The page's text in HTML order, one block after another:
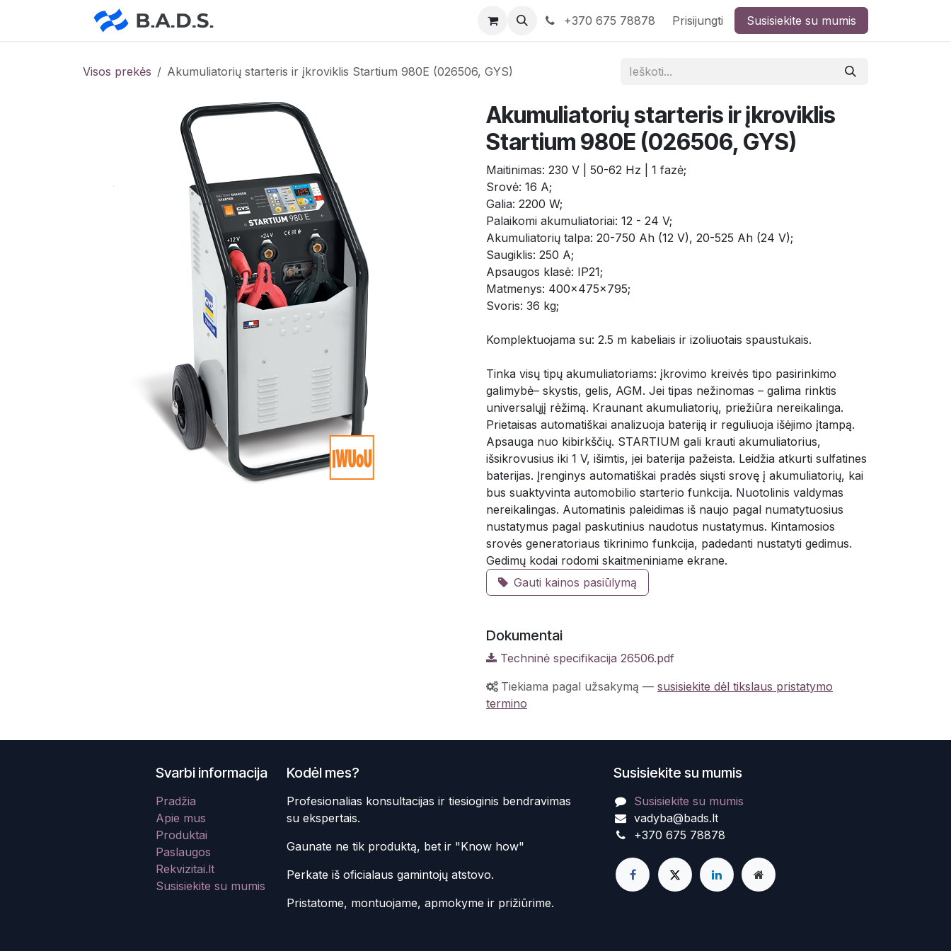
+370 675 78878 Prisijungti Susisiekite su mumis
Visos prekės Akumuliatorių starteris ir įkroviklis Startium 980E (026506, GYS)
Akumuliatorių starteris ir įkroviklis
Startium 980E (026506, GYS)
Maitinimas: 230 V | 50-62 Hz | 1 fazė;
Srovė: 16 A;
Galia: 2200 W;
Palaikomi akumuliatoriai: 12 - 24 V;
Akumuliatorių talpa: 20-750 Ah (12 V), 20-525 Ah (24 V);
Saugiklis: 250 A;
Apsaugos klasė: IP21;
Matmenys: 400x475x795;
Svoris: 36 kg;
Komplektuojama su: 2.5 m kabeliais ir izoliuotais spaustukais.
Tinka visų tipų akumuliatoriams: įkrovimo kreivės tipo pasirinkimo
galimybė– skystis, gelis, AGM. Jei tipas nežinomas – galima rinktis
universalųjį rėžimą. Kraunant akumuliatorių, priežiūra nereikalinga.
Prietaisas automatiškai analizuoja bateriją ir reguliuoja išėjimo įtampą.
Apsauga nuo kibirkščių. STARTIUM gali krauti akumuliatorius,
išsikrovusius iki 1 V, išimtis, jei baterija pažeista. Leidžia atkurti sulfatines
baterijas. Įrenginys automatiškai pradės siųsti srovę į akumuliatorių, kai
bus suaktyvinta automobilio starterio funkcija. Nuotolinis valdymas
nereikalingas. Automatinis paleidimas iš naujo pagal numatytuosius
nustatymus pagal paskutinius naudotus nustatymus. Kintamosios
srovės generatoriaus tikrinimo funkcija, padedanti nustatyti gedimus.
Gedimų kodai rodomi skaitmeniniame ekrane.
Gauti kainos pasiūlymą
Dokumentai
Techninė specifikacija 26506.pdf
Tiekiama pagal užsakymą — susisiekite dėl tikslaus pristatymo
termino
Susisiekite su mumis
Susisiekite su mumis
vadyba@bads.lt
+370 675 78878
Kodėl mes?
Profesionalias konsultacijas ir tiesioginis bendravimas
su ekspertais.
Gaunate ne tik produktą, bet ir "Know how"
Perkate iš oficialaus gamintojų atstovo.
Pristatome, montuojame, apmokyme ir prižiūrime.
Svarbi informacija
Pradžia
Apie mus
Produktai
Paslaugos
Rekvizitai.lt
Susisiekite su mumis